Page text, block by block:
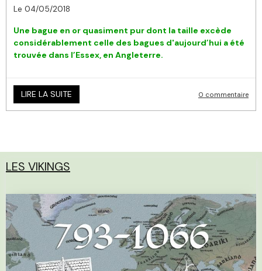
Le 04/05/2018
Une bague en or quasiment pur dont la taille excède
considérablement celle des bagues d'aujourd’hui a été
trouvée dans l’Essex, en Angleterre.
LIRE LA SUITE 0 commentaire
LES VIKINGS